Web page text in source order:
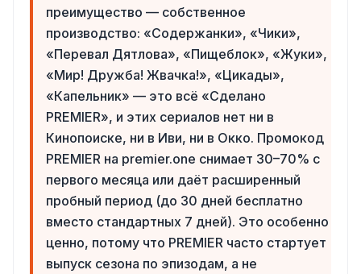
преимущество — собственное
производство: «Содержанки», «Чики»,
«Перевал Дятлова», «Пищеблок», «Жуки»,
«Мир! Дружба! Жвачка!», «Цикады»,
«Капельник» — это всё «Сделано
PREMIER», и этих сериалов нет ни в
Кинопоиске, ни в Иви, ни в Окко. Промокод
PREMIER на premier.one снимает 30–70% с
первого месяца или даёт расширенный
пробный период (до 30 дней бесплатно
вместо стандартных 7 дней). Это особенно
ценно, потому что PREMIER часто стартует
выпуск сезона по эпизодам, а не